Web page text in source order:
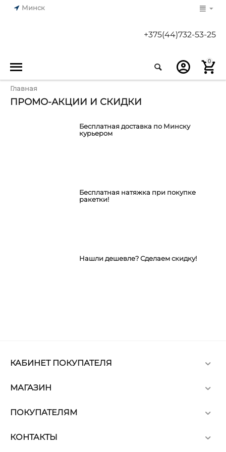
Минск
+375(44)732-53-25
0
Главная
ПРОМО-АКЦИИ И СКИДКИ
Бесплатная доставка по Минску
курьером
Бесплатная натяжка при покупке
ракетки!
Нашли дешевле? Сделаем скидку!
КАБИНЕТ ПОКУПАТЕЛЯ
МАГАЗИН
ПОКУПАТЕЛЯМ
КОНТАКТЫ